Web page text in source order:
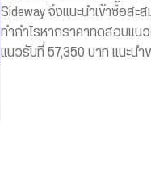
Sideway จึงแนะนำเข้าซื้อสะ
ทำกำไรหากราคาทดสอบแน
แนวรับที่ 57,350 บาท แนะนำ